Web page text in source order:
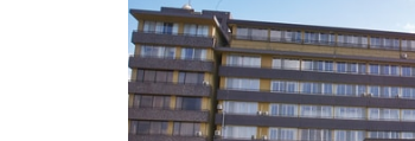
s
e
a
r
c
h